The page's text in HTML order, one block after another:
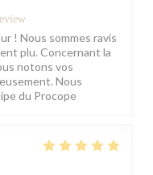
! Nous sommes ravis
plu. Concernant la
notons vos
Nous
du Procope